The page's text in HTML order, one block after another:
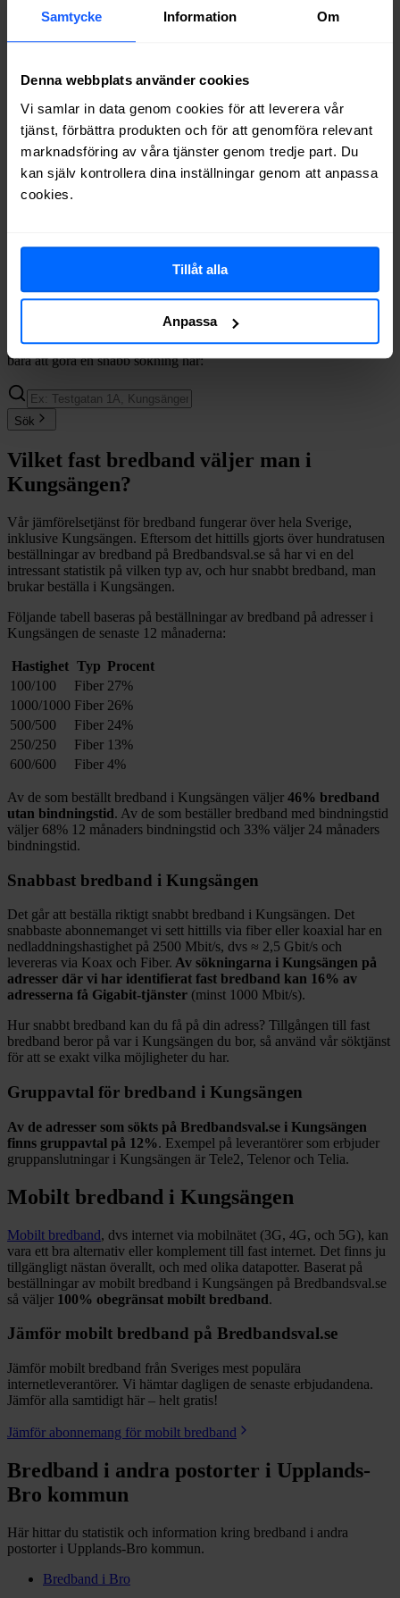
Samtycke Information Om
Denna webbplats använder cookies
Vi samlar in data genom cookies för att leverera vår
tjänst, förbättra produkten och för att genomföra relevant
marknadsföring av våra tjänster genom tredje part. Du
kan själv kontrollera dina inställningar genom att anpassa
cookies.
Tillåt alla
Anpassa
Leverantör Typer
Procent
Tele2
Fiber, Koax
Bredband2
Fiber
58%
Boxer
Fiber
57%
Allente
Fiber
53%
Net at Once Fiber
51%
Ownit
Fiber
48%
Halebop
12%
Glecom
Fiber 1%
Om du vill se exakt vilka internetleverantörer som erbjuder
bredband på din adress iKungsängenpå Bredbandsval.se är det
bara att göra en snabb sökning här:
Sök
Vilket fast bredband väljer man i
Kungsängen?
Vår jämförelsetjänst för bredband fungerar över hela Sverige,
inklusive Kungsängen. Eftersom det hittills gjorts över hundratusen
beställningar av bredband på Bredbandsval.se så har vi en del
intressant statistik på vilken typ av, och hur snabbt bredband, man
brukar beställa i Kungsängen.
Följande tabell baseras på beställningar av bredband på adresser i
Kungsängen de senaste 12 månaderna:
Hastighet Typ Procent
100/100
Fiber 27%
1000/1000 Fiber 26%
500/500
Fiber 24%
250/250
Fiber 13%
600/600
Fiber 4%
Av de som beställt bredband i Kungsängen väljer 46% bredband
utan bindningstid. Av de som beställer bredband med bindningstid
väljer 68% 12 månaders bindningstid och 33% väljer 24 månaders
bindningstid.
Snabbast bredband i Kungsängen
Det går att beställa riktigt snabbt bredband i Kungsängen. Det
snabbaste abonnemanget vi sett hittills via fiber eller koaxial har en
nedladdningshastighet på 2500 Mbit/s, dvs ≈ 2,5 Gbit/s och
levereras via Koax och Fiber. Av sökningarna i Kungsängen på
adresser där vi har identifierat fast bredband kan 16% av
adresserna få Gigabit-tjänster (minst 1000 Mbit/s).
Hur snabbt bredband kan du få på din adress? Tillgången till fast
bredband beror på var i Kungsängen du bor, så använd vår söktjänst
för att se exakt vilka möjligheter du har.
Gruppavtal för bredband i Kungsängen
Av de adresser som sökts på Bredbandsval.se i Kungsängen
finns gruppavtal på 12%. Exempel på leverantörer som erbjuder
gruppanslutningar i Kungsängen är Tele2, Telenor och Telia.
Mobilt bredband i Kungsängen
Mobilt bredband, dvs internet via mobilnätet (3G, 4G, och 5G), kan
vara ett bra alternativ eller komplement till fast internet. Det finns ju
tillgängligt nästan överallt, och med olika datapotter. Baserat på
beställningar av mobilt bredband i Kungsängen på Bredbandsval.se
så väljer 100% obegränsat mobilt bredband.
Jämför mobilt bredband på Bredbandsval.se
Jämför mobilt bredband från Sveriges mest populära
internetleverantörer. Vi hämtar dagligen de senaste erbjudandena.
Jämför alla samtidigt här – helt gratis!
Jämför abonnemang för mobilt bredband
Bredband i andra postorter i Upplands-
Bro kommun
Här hittar du statistik och information kring bredband i andra
postorter i Upplands-Bro kommun.
Bredband i Bro